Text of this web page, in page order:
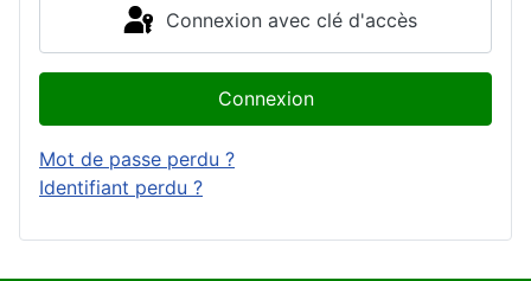
Connexion avec clé d'accès
Connexion
Mot de passe perdu ?
Identifiant perdu ?